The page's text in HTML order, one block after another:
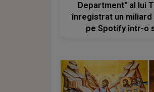
Department" al lui
înregistrat un
pe Spotify într-o